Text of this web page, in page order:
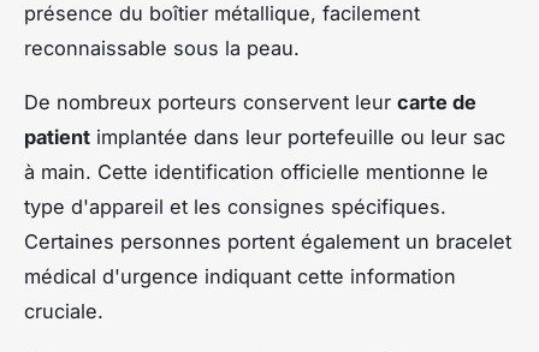
présence du boîtier métallique, facilement
reconnaissable sous la peau.
De nombreux porteurs conservent leur carte de
patient implantée dans leur portefeuille ou leur sac
à main. Cette identification officielle mentionne le
type d'appareil et les consignes spécifiques.
Certaines personnes portent également un bracelet
médical d'urgence indiquant cette information
cruciale.